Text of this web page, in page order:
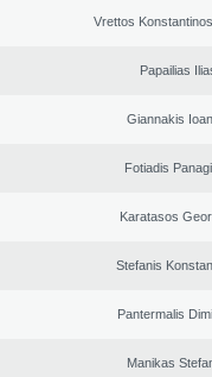
Vrettos
Papailias
Giannakis
Fotiadis
Karatasos
Stefanis
Pantermalis
Manikas